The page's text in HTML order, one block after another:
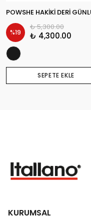
%19
₺ 5,300.00
₺ 4,300.00
SEPETE EKLE
KURUMSAL